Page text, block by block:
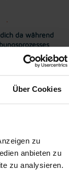
Über Cookies
zu
anbieten zu
zu analysieren.
da während
Coaching